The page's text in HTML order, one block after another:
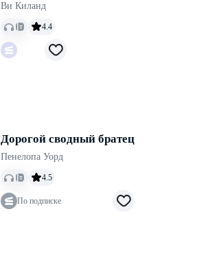
Ви Киланд
4.4
Дорогой сводный братец
Пенелопа Уорд
4.5
По подписке